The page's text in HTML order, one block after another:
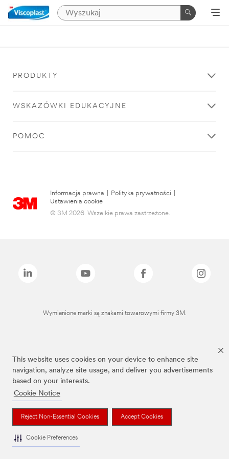
This website uses cookies on your device to enhance site
navigation, analyze site usage, and deliver you advertisements
based on your interests.
Cookie Notice
Reject Non-Essential Cookies Accept Cookies
Cookie Preferences
PRODUKTY
WSKAZÓWKI EDUKACYJNE
POMOC
Informacja prawna Polityka prywatności
Ustawienia cookie
© 3M 2026. Wszelkie prawa zastrzeżone.
Wymienione marki są znakami towarowymi firmy 3M.